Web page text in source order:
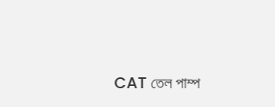
CAT তেল পাম্প